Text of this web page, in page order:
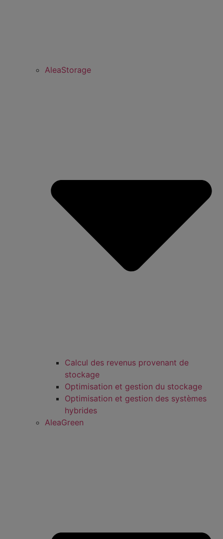
AleaStorage
Calcul des revenus provenant de
stockage
Optimisation et gestion du stockage
Optimisation et gestion des systèmes
hybrides
AleaGreen